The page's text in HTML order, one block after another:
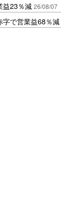
益23％減 26/08/07
字で営業益68％減